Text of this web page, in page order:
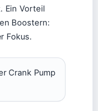
Ein Vorteil
Boostern:
Fokus.
Crank Pump